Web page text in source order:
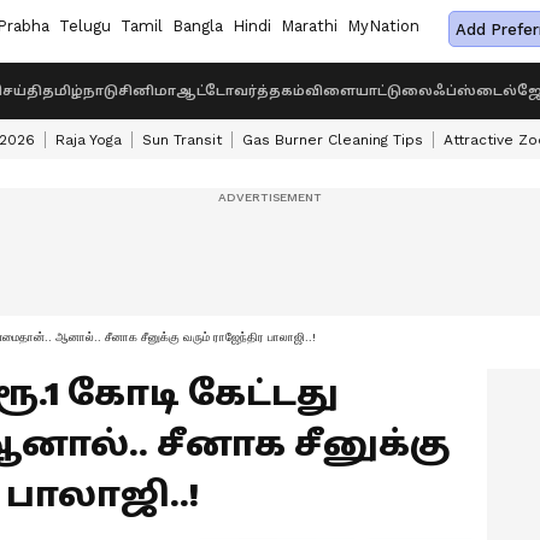
Telugu Tamil Bangla Hindi Marathi MyNation Add
தமிழ்நாடுசினிமாஆட்டோவர்த்தகம்விளையாட்டுலைஃப்ஸ்டைல்
Raja Yoga Sun Transit Gas Burner Cleaning Tips Attractive
ஆனால்.. சீனாக சீனுக்கு வரும் ராஜேந்திர பாலாஜி..!
கோடி கேட்டது
சீனாக சீனுக்கு